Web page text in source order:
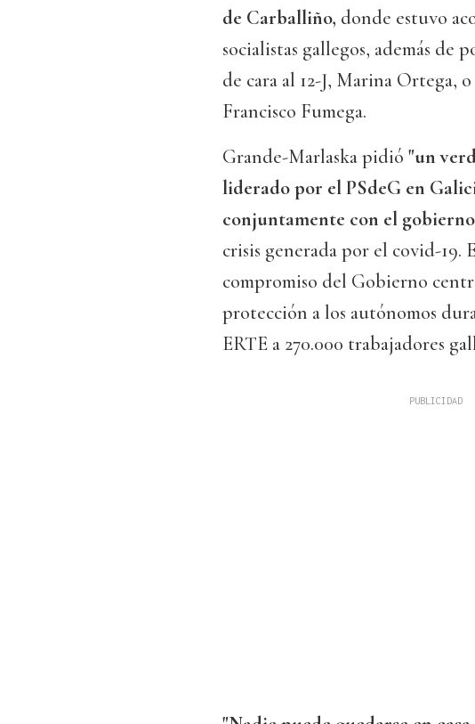
de Carballiño, donde estuvo
socialistas gallegos, además de
de cara al 12-J, Marina Ortega,
Francisco Fumega.
Grande-Marlaska pidió "un
liderado por el PSdeG en
conjuntamente con el
crisis generada por el covid-
compromiso del Gobierno
protección a los autónomos
ERTE a 270.000 trabajadores